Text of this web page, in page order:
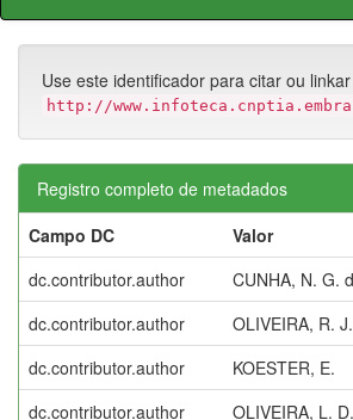
Use este identificador para citar ou
http://
Registro completo de metadados
Campo DC
Valor
dc.contributor.author
CUNHA, N. G.
dc.contributor.author
OLIVEIRA, R.
dc.contributor.author
KOESTER, E.
dc.contributor.author
OLIVEIRA, L.